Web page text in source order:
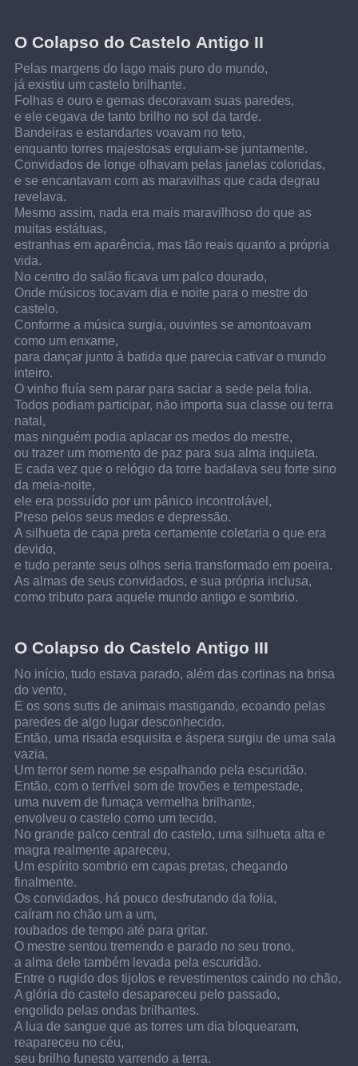
O Colapso do Castelo Antigo II
Pelas margens do lago mais puro do mundo,
já existiu um castelo brilhante.
Folhas e ouro e gemas decoravam suas paredes,
e ele cegava de tanto brilho no sol da tarde.
Bandeiras e estandartes voavam no teto,
enquanto torres majestosas erguiam-se juntamente.
Convidados de longe olhavam pelas janelas coloridas,
e se encantavam com as maravilhas que cada degrau
revelava.
Mesmo assim, nada era mais maravilhoso do que as
muitas estátuas,
estranhas em aparência, mas tão reais quanto a própria
vida.
No centro do salão ficava um palco dourado,
Onde músicos tocavam dia e noite para o mestre do
castelo.
Conforme a música surgia, ouvintes se amontoavam
como um enxame,
para dançar junto à batida que parecia cativar o mundo
inteiro.
O vinho fluía sem parar para saciar a sede pela folia.
Todos podiam participar, não importa sua classe ou terra
natal,
mas ninguém podia aplacar os medos do mestre,
ou trazer um momento de paz para sua alma inquieta.
E cada vez que o relógio da torre badalava seu forte sino
da meia-noite,
ele era possuído por um pânico incontrolável,
Preso pelos seus medos e depressão.
A silhueta de capa preta certamente coletaria o que era
devido,
e tudo perante seus olhos seria transformado em poeira.
As almas de seus convidados, e sua própria inclusa,
como tributo para aquele mundo antigo e sombrio.
O Colapso do Castelo Antigo III
No início, tudo estava parado, além das cortinas na brisa
do vento,
E os sons sutis de animais mastigando, ecoando pelas
paredes de algo lugar desconhecido.
Então, uma risada esquisita e áspera surgiu de uma sala
vazia,
Um terror sem nome se espalhando pela escuridão.
Então, com o terrível som de trovões e tempestade,
uma nuvem de fumaça vermelha brilhante,
envolveu o castelo como um tecido.
No grande palco central do castelo, uma silhueta alta e
magra realmente apareceu,
Um espírito sombrio em capas pretas, chegando
finalmente.
Os convidados, há pouco desfrutando da folia,
caíram no chão um a um,
roubados de tempo até para gritar.
O mestre sentou tremendo e parado no seu trono,
a alma dele também levada pela escuridão.
Entre o rugido dos tijolos e revestimentos caindo no chão,
A glória do castelo desapareceu pelo passado,
engolido pelas ondas brilhantes.
A lua de sangue que as torres um dia bloquearam,
reapareceu no céu,
seu brilho funesto varrendo a terra.